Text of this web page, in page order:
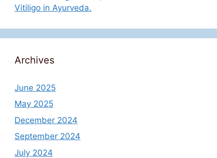
Vitiligo in Ayurveda.
Archives
June 2025
May 2025
December 2024
September 2024
July 2024